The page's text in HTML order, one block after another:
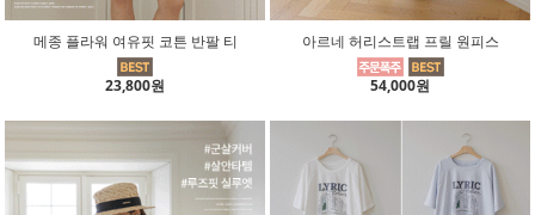
메종 플라워 여유핏 코튼 반팔 티
23,800원
아르네 허리스트랩 프릴 원피스
54,000원